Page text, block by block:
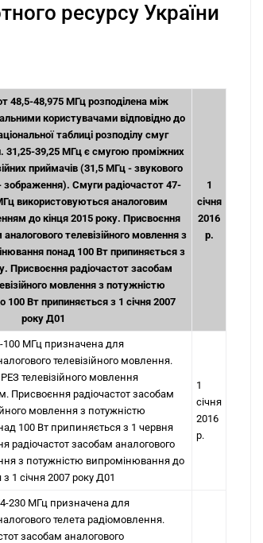
ресурсу України
48,5-48,975 МГц розподілена між
користувачами відповідно до
таблиці розподілу смуг
31,25-39,25 МГц є смугою проміжних
приймачів (31,5 МГц - звукового
Смуги радіочастот 47-
використовуються аналоговим
до кінця 2015 року. Присвоєння
телевізійного мовлення з
понад 100 Вт припиняється з
Присвоєння радіочастот засобам
мовлення з потужністю
100 Вт припиняється з 1 січня 2007
року Д01
1
січня
2016
р.
100 МГц призначена для
телевізійного мовлення.
телевізійного мовлення
Присвоєння радіочастот засобам
мовлення з потужністю
100 Вт припиняється з 1 червня
радіочастот засобам аналогового
з потужністю випромінювання до
1 січня 2007 року Д01
1
січня
2016
р.
230 МГц призначена для
телета радіомовлення.
засобам аналогового